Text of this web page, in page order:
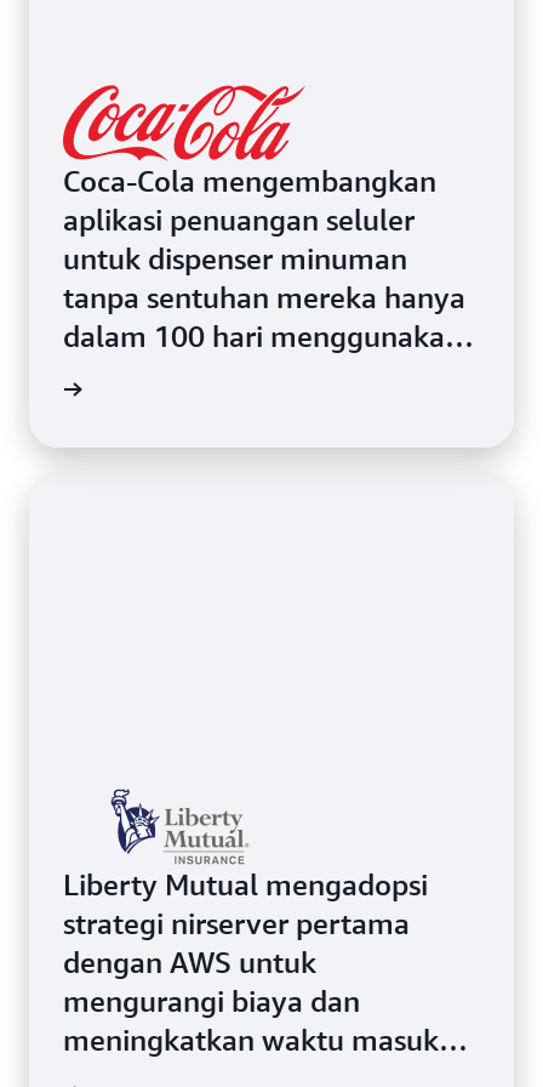
Coca-Cola mengembangkan
aplikasi penuangan seluler
untuk dispenser minuman
tanpa sentuhan mereka hanya
dalam 100 hari menggunakan
blok pembangun nirserver
beberapa bulan, solusi tersebut
Liberty Mutual mengadopsi
strategi nirserver pertama
dengan AWS untuk
mengurangi biaya dan
meningkatkan waktu masuk
pasar. Perusahaan
Taco Bell menanggapi
pandemi COVID-19 dengan
secara cepat mengubah 7.000
restoran AS mereka dari